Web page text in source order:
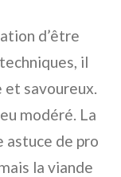
d’être
il
savoureux.
modéré. La
de pro
la viande